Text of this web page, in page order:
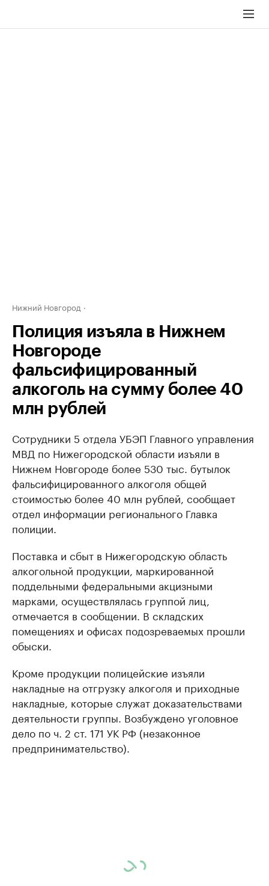
Нижний Новгород
Полиция изъяла в Нижнем
Новгороде
фальсифицированный
алкоголь на сумму более 40
млн рублей
Сотрудники 5 отдела УБЭП Главного управления
МВД по Нижегородской области изъяли в
Нижнем Новгороде более 530 тыс. бутылок
фальсифицированного алкоголя общей
стоимостью более 40 млн рублей, сообщает
отдел информации регионального Главка
полиции.
Поставка и сбыт в Нижегородскую область
алкогольной продукции, маркированной
поддельными федеральными акцизными
марками, осуществлялась группой лиц,
отмечается в сообщении. В складских
помещениях и офисах подозреваемых прошли
обыски.
Кроме продукции полицейские изъяли
накладные на отгрузку алкоголя и приходные
накладные, которые служат доказательствами
деятельности группы. Возбуждено уголовное
дело по ч. 2 ст. 171 УК РФ (незаконное
предпринимательство).